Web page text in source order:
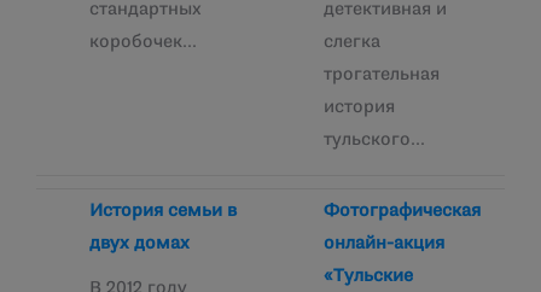
стандартных
коробочек…
детективная и
слегка
трогательная
история
тульского…
История семьи в
двух домах
Фотографическая
онлайн-акция
«Тульские